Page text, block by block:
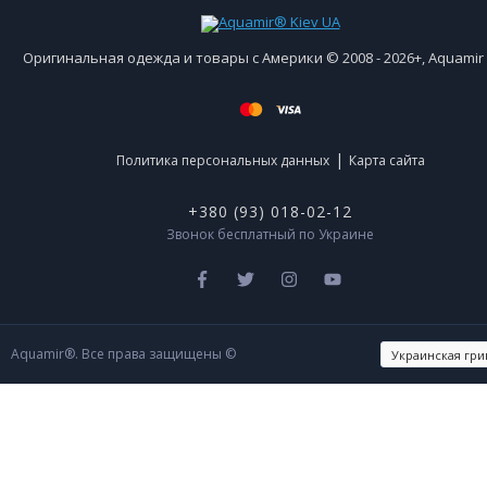
Оригинальная одежда и товары с Америки © 2008 - 2026+,
Политика персональных данных | Карта сайта
+380 (93) 018-02-12
Звонок бесплатный по Украине
Aquamir®. Все права защищены ©